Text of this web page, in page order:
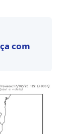
com